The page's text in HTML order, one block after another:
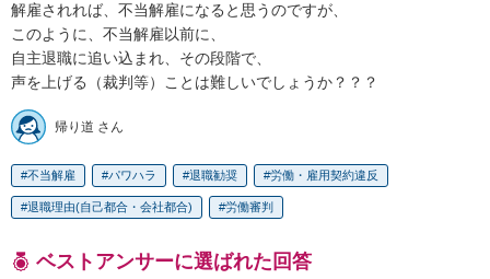
解雇されれば、不当解雇になると思うのですが、
このように、不当解雇以前に、
自主退職に追い込まれ、その段階で、
声を上げる（裁判等）ことは難しいでしょうか？？？
帰り道 さん
不当解雇 パワハラ 退職勧奨 労働・雇用契約違反
退職理由(自己都合・会社都合) 労働審判
ベストアンサーに選ばれた回答